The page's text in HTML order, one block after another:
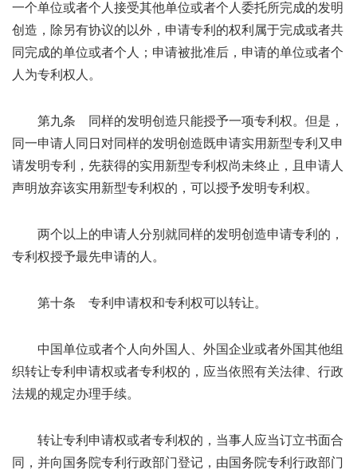
一个单位或者个人接受其他单位或者个人委托所完成的发明
创造，除另有协议的以外，申请专利的权利属于完成或者共
同完成的单位或者个人；申请被批准后，申请的单位或者个
人为专利权人。
第九条 同样的发明创造只能授予一项专利权。但是，
同一申请人同日对同样的发明创造既申请实用新型专利又申
请发明专利，先获得的实用新型专利权尚未终止，且申请人
声明放弃该实用新型专利权的，可以授予发明专利权。
两个以上的申请人分别就同样的发明创造申请专利的，
专利权授予最先申请的人。
第十条 专利申请权和专利权可以转让。
中国单位或者个人向外国人、外国企业或者外国其他组
织转让专利申请权或者专利权的，应当依照有关法律、行政
法规的规定办理手续。
转让专利申请权或者专利权的，当事人应当订立书面合
同，并向国务院专利行政部门登记，由国务院专利行政部门